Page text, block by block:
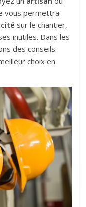
vous permettra
sur le chantier,
inutiles. Dans les
des conseils
choix en